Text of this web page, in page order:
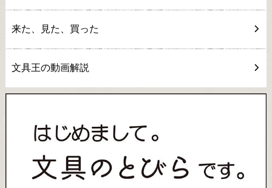
来た、見た、買った
文具王の動画解説